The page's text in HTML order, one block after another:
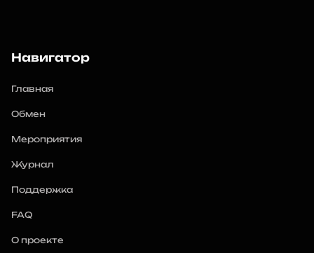
Навигатор
Главная
Обмен
Мероприятия
Журнал
Поддержка
FAQ
О проекте